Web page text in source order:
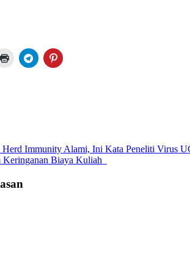
Herd Immunity Alami, Ini Kata Peneliti Virus
Biaya Kuliah